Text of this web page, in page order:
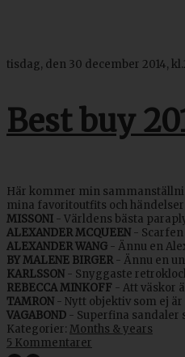
tisdag, den 30 december 2014,
Best buy
Här kommer min
mina favoritoutfits och
MISSONI - Världens bästa
ALEXANDER MCQUEEN -
ALEXANDER WANG - Ännu en
BY MALENE BIRGER- Ännu en
KARLSSON - Snyggaste
REBECCA MINKOFF - Att väskor
TAMRON - Nytt objektiv som ej
VAGABOND - Superfina sandaler
Kategorier: Months & years
5 Kommentarer